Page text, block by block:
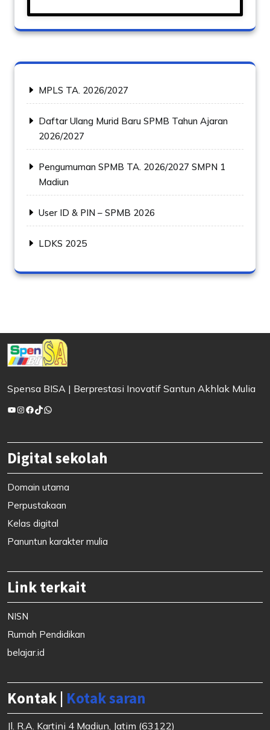
MPLS TA. 2026/2027
Daftar Ulang Murid Baru SPMB Tahun Ajaran
2026/2027
Pengumuman SPMB TA. 2026/2027 SMPN 1
Madiun
User ID & PIN – SPMB 2026
LDKS 2025
Spensa BISA | Berprestasi Inovatif Santun Akhlak Mulia
YouTube
Instagram
Facebook
TikTok
WhatsApp
Digital sekolah
Domain utama
Perpustakaan
Kelas digital
Panuntun karakter mulia
Link terkait
NISN
Rumah Pendidikan
belajar.id
Kontak | Kotak saran
Jl. R.A. Kartini 4 Madiun, Jatim (63122)